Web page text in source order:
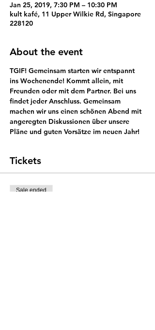
Jan 25, 2019, 7:30 PM – 10:30 PM
kult kafé, 11 Upper Wilkie Rd, Singapore
228120
About the event
TGIF! Gemeinsam starten wir entspannt
ins Wochenende! Kommt allein, mit
Freunden oder mit dem Partner. Bei uns
findet jeder Anschluss. Gemeinsam
machen wir uns einen schönen Abend mit
angeregten Diskussionen über unsere
Pläne und guten Vorsätze im neuen Jahr!
Tickets
Sale ended